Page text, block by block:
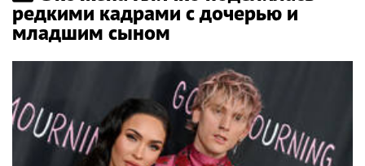
редкими кадрами с дочерью и
младшим сыном